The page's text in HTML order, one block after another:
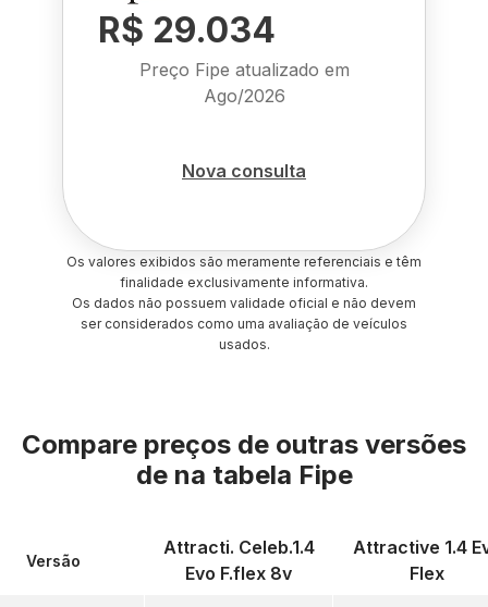
R$ 29.034
Preço Fipe atualizado em
Ago/2026
Nova consulta
Os valores exibidos são meramente referenciais e têm
finalidade exclusivamente informativa.
Os dados não possuem validade oficial e não devem
ser considerados como uma avaliação de veículos
usados.
Compare preços de outras versões
de na tabela Fipe
Versão
Attracti. Celeb.1.4
Evo F.flex 8v
Attractive 1.4
Flex